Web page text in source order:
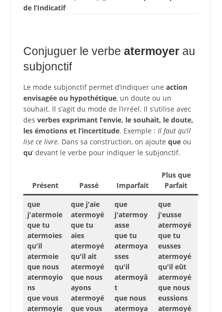
de l’Indicatif
Conjuguer le verbe atermoyerau
subjonctif
Le mode subjonctif permet d’indiquer une action
envisagée ou hypothétique, un doute ou un
souhait. Il s’agit du mode de l’irréel. Il s’utilise avec
des verbes exprimant l’envie, le souhait, le doute,
les émotions et l’incertitude. Exemple : Il faut qu’il
lise ce livre. Dans sa construction, on ajoute queou
qu‘ devant le verbe pour indiquer le subjonctif.
Présent Passé Imparfait
Plus que
Parfait
que
j'atermoie
que tu
atermoies
qu'il
atermoie
que nous
atermoyio
ns
que vous
atermoyie
que j'aie
atermoyé
que tu
aies
atermoyé
qu'il ait
atermoyé
que nous
ayons
atermoyé
que vous
que
j'atermoy
asse
que tu
atermoya
sses
qu'il
atermoyâ
t
que nous
atermoya
que
j'eusse
atermoyé
que tu
eusses
atermoyé
qu'il eût
atermoyé
que nous
eussions
atermoyé